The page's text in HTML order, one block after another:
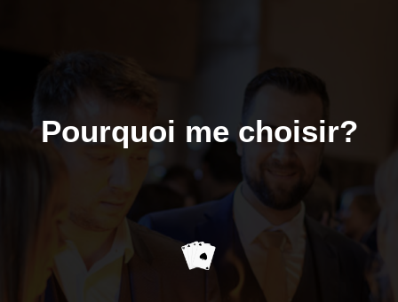
Pourquoi me choisir?